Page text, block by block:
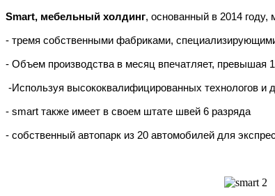
Smart, мебельный холдинг, основанный в 2014 году,
- тремя собственными фабриками,
- Объем производства в месяц впечатляет, превышая
-Используя высококвалифицированных технологов
- smart также имеет в своем штате швей 6 разряда
- собственный автопарк из 20 автомобилей для